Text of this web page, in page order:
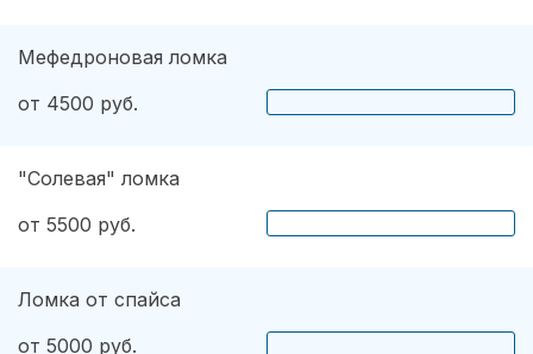
Мефедроновая ломка
от 4500 руб.
"Солевая" ломка
от 5500 руб.
Ломка от спайса
от 5000 руб.